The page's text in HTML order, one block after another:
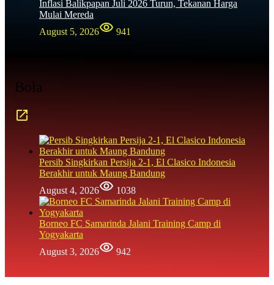
Inflasi Balikpapan Juli 2026 Turun, Tekanan Harga
Mulai Mereda
August 5, 2026
941
Bola
Persib Singkirkan Persija 2-1, El Clasico Indonesia
Berakhir untuk Maung Bandung
August 4, 2026
1038
Borneo FC Samarinda Jalani Training Camp di
Yogyakarta
August 3, 2026
942